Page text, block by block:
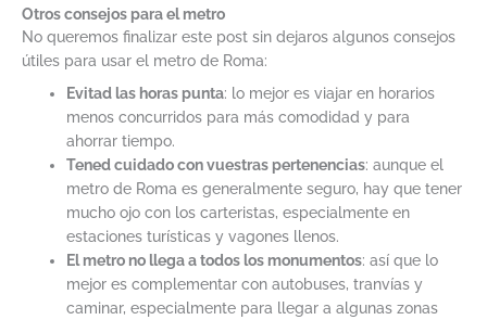
Otros consejos para el metro
No queremos finalizar este post sin dejaros algunos consejos
útiles para usar el metro de Roma:
Evitad las horas punta: lo mejor es viajar en horarios
menos concurridos para más comodidad y para
ahorrar tiempo.
Tened cuidado con vuestras pertenencias: aunque el
metro de Roma es generalmente seguro, hay que tener
mucho ojo con los carteristas, especialmente en
estaciones turísticas y vagones llenos.
El metro no llega a todos los monumentos: así que lo
mejor es complementar con autobuses, tranvías y
caminar, especialmente para llegar a algunas zonas